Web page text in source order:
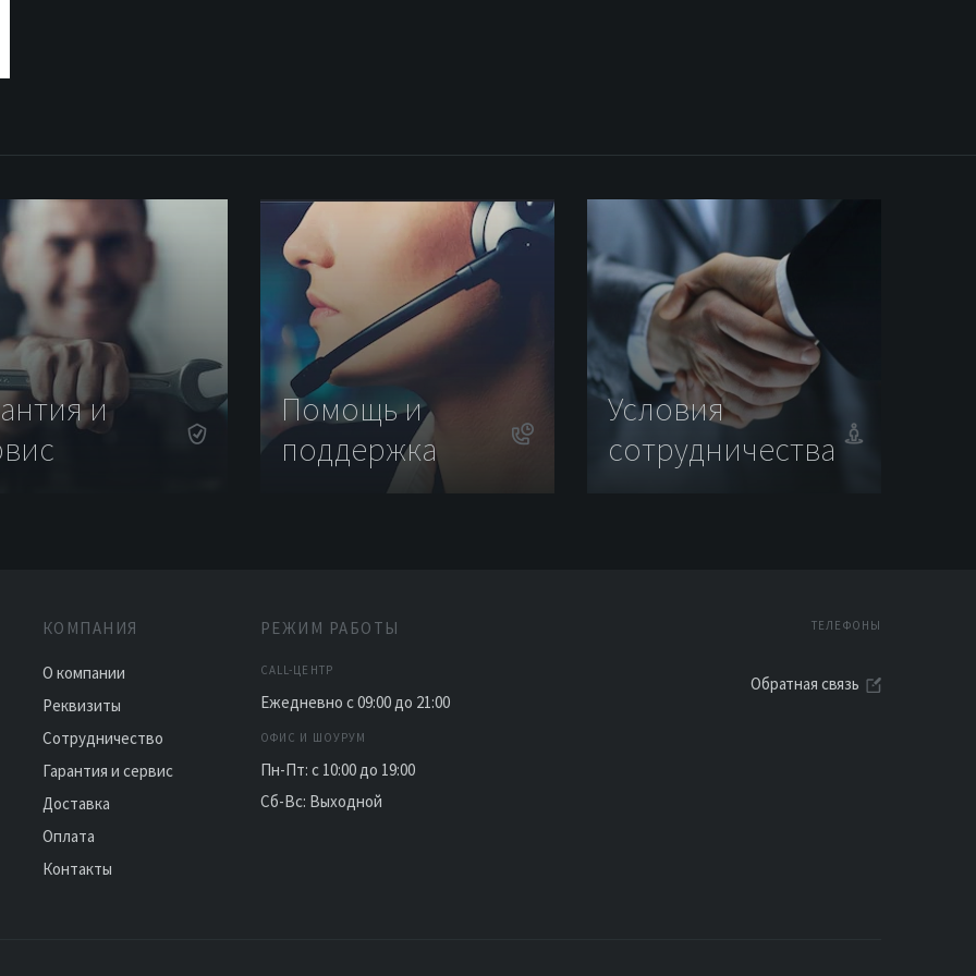
и
Помощь и
поддержка
Условия
сотрудничества
КОМПАНИЯ
О компании
Реквизиты
Сотрудничество
Гарантия и сервис
Доставка
Оплата
Контакты
РЕЖИМ РАБОТЫ
CALL-ЦЕНТР
Ежедневно с 09:00 до 21:00
ОФИС И ШОУРУМ
Пн-Пт: с 10:00 до 19:00
Сб-Вс: Выходной
ТЕЛЕФОНЫ
Обратная связь